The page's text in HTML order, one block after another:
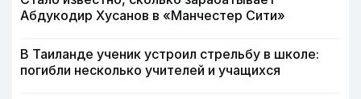
Абдукодир Хусанов в «Манчестер Сити»
В Таиланде ученик устроил стрельбу в школе:
погибли несколько учителей и учащихся